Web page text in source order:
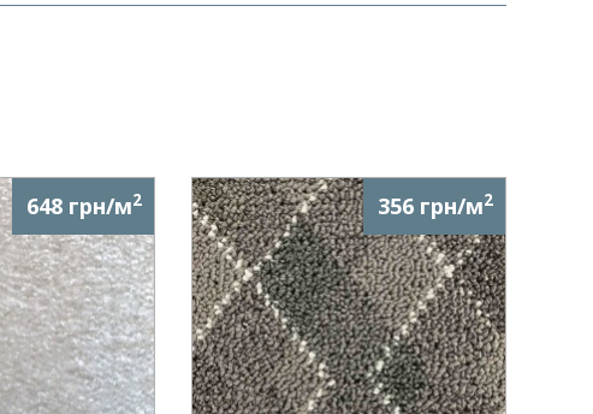
648 грн/м2 356 грн/м2